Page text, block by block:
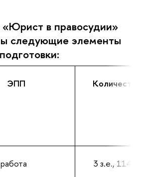
в правосудии»
следующие элементы
ЭПП
3 з.е., 114